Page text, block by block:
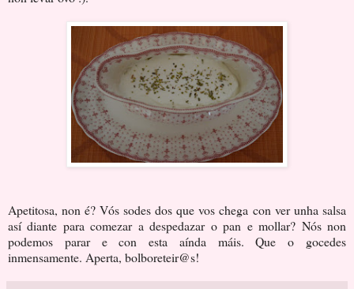
Apetitosa, non é? Vós sodes dos que vos chega con ver unha salsa
así diante para comezar a despedazar o pan e mollar? Nós non
podemos parar e con esta aínda máis. Que o gocedes
inmensamente. Aperta, bolboreteir@s!